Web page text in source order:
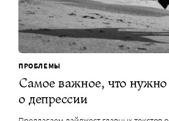
ПРОБЛЕМЫ
Самое важное, что нужно
о депрессии